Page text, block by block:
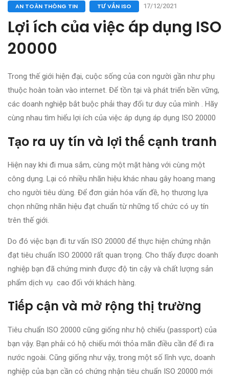
AN TOÀN THÔNG TIN TƯ VẤN ISO 17/12/2021
Lợi ích của việc áp dụng ISO
20000
Trong thế giới hiện đại, cuộc sống của con người gần như phụ
thuộc hoàn toàn vào internet. Để tồn tại và phát triển bền vững,
các doanh nghiệp bắt buộc phải thay đổi tư duy của mình . Hãy
cùng nhau tìm hiểu lợi ích của việc áp dụng áp dụng ISO 20000
Tạo ra uy tín và lợi thế cạnh tranh
Hiện nay khi đi mua sắm, cùng một mặt hàng với cùng một
công dụng. Lại có nhiều nhãn hiệu khác nhau gây hoang mang
cho người tiêu dùng. Để đơn giản hóa vấn đề, họ thương lựa
chọn những nhãn hiệu đạt chuẩn từ những tổ chức có uy tín
trên thế giới.
Do đó việc bạn đi tư vấn ISO 20000 để thực hiện chứng nhận
đạt tiêu chuẩn ISO 20000 rất quan trọng. Cho thấy được doanh
nghiệp bạn đã chứng minh được độ tin cậy và chất lượng sản
phẩm dịch vụ cao đối với khách hàng.
Tiếp cận và mở rộng thị trường
Tiêu chuẩn ISO 20000 cũng giống như hộ chiếu (passport) của
bạn vậy. Bạn phải có hộ chiếu mới thỏa mãn điều cần để đi ra
nước ngoài. Cũng giống như vậy, trong một số lĩnh vực, doanh
nghiệp của bạn cần có chứng nhận tiêu chuẩn ISO 20000 mới